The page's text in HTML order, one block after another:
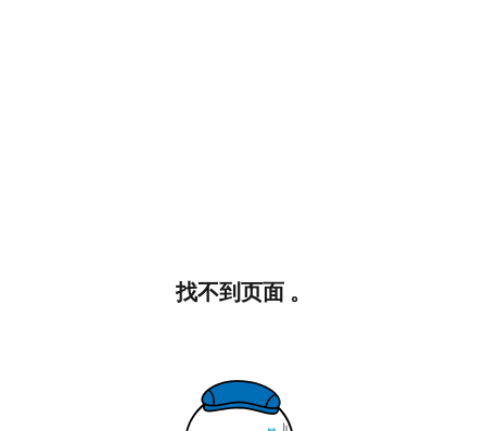
找不到页面 。